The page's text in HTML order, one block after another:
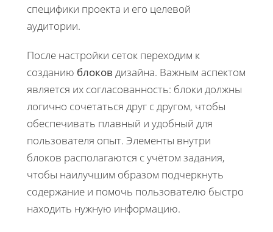
специфики проекта и его целевой
аудитории.
После настройки сеток переходим к
созданию блоков дизайна. Важным аспектом
является их согласованность: блоки должны
логично сочетаться друг с другом, чтобы
обеспечивать плавный и удобный для
пользователя опыт. Элементы внутри
блоков располагаются с учётом задания,
чтобы наилучшим образом подчеркнуть
содержание и помочь пользователю быстро
находить нужную информацию.